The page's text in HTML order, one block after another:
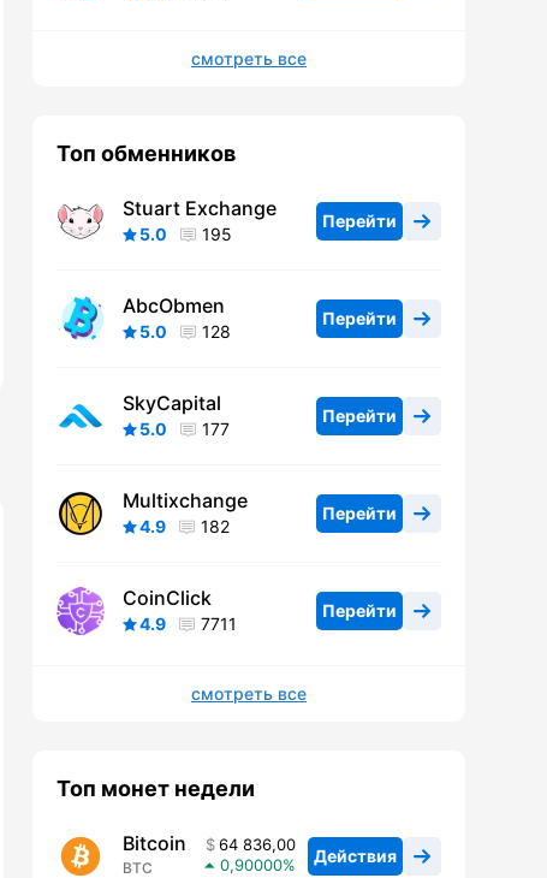
смотреть все
Топ обменников
Stuart Exchange
5.0 195
Перейти
AbcObmen
5.0 128
Перейти
SkyCapital
5.0 177
Перейти
Multixchange
4.9 182
Перейти
CoinClick
4.9 7711
Перейти
смотреть все
Топ монет недели
Bitcoin
BTC
64 836,00
0,90000
Действия